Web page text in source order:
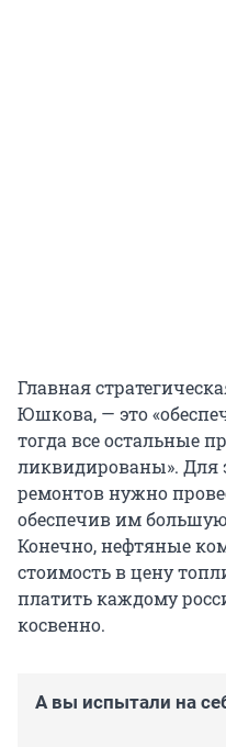
Главная
Юшкова, — это
тогда все остальные
ликвидированы». Для
ремонтов нужно
обеспечив им
Конечно, нефтяные
стоимость в цену
платить каждому
косвенно.
А вы испытали на